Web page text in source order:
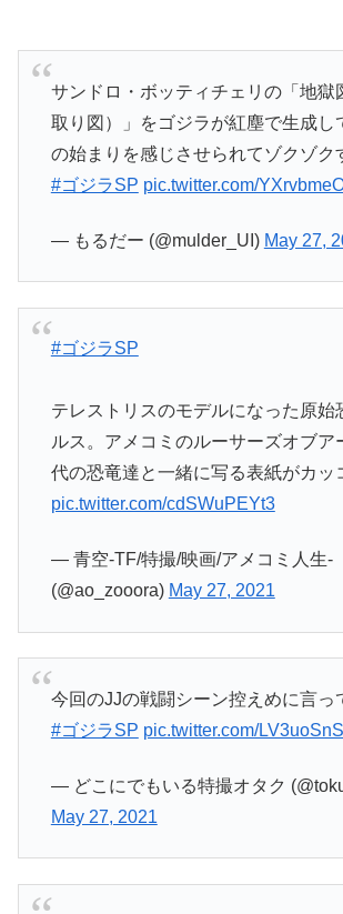
サンドロ・ボッティチェリの「地獄
取り図）」をゴジラが紅塵で生成し
の始まりを感じさせられてゾクゾク
#ゴジラSP pic.twitter.com/
— もるだー (@mulder_UI) May 27,
#ゴジラSP
テレストリスのモデルになった原始
ルス。アメコミのルーサーズオブア
代の恐竜達と一緒に写る表紙がカッ
pic.twitter.com/cdSWuPEYt3
— 青空-TF/特撮/映画/アメコミ人生-
(@ao_zooora) May 27, 2021
今回のJJの戦闘シーン控えめに言っ
#ゴジラSP pic.twitter.com/
— どこにでもいる特撮オタク
May 27, 2021